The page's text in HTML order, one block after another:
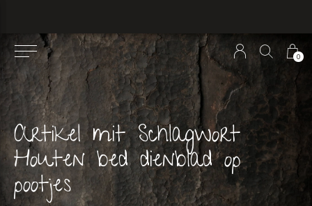
0
Artikel mit Schlagwort
Houten bed dienblad op
pootjes